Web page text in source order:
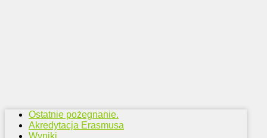
Ostatnie pożegnanie.
Akredytacja Erasmusa
Wyniki.